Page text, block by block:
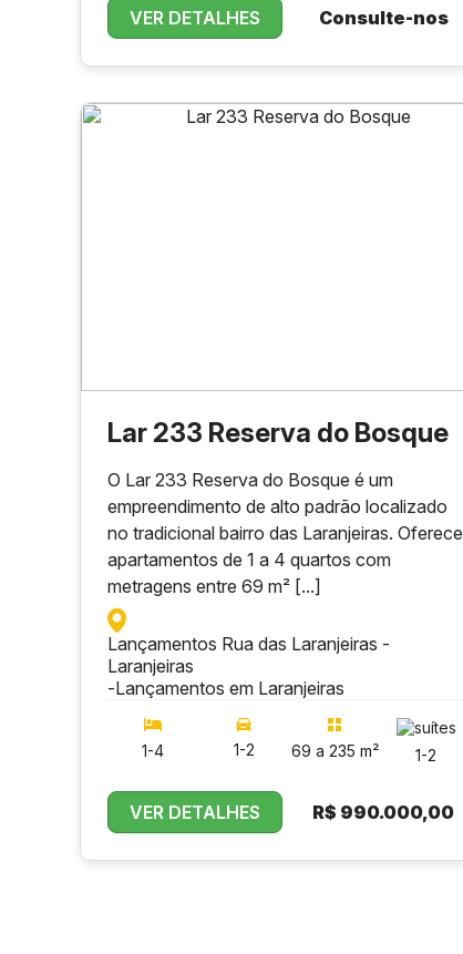
VER DETALHES Consulte-nos
Lar 233 Reserva do Bosque
O Lar 233 Reserva do Bosque é um
empreendimento de alto padrão localizado
no tradicional bairro das Laranjeiras. Oferece
apartamentos de 1 a 4 quartos com
metragens entre 69 m² [...]
Lançamentos Rua das Laranjeiras -
Laranjeiras
-Lançamentos em Laranjeiras
1-4 1-2 69 a 235 m² 1-2
VER DETALHES R$ 990.000,00